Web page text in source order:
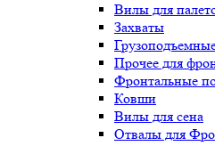
Вилы для
Захваты
Прочее для
Фронтальные
Ковши
Вилы для сена
Отвалы для